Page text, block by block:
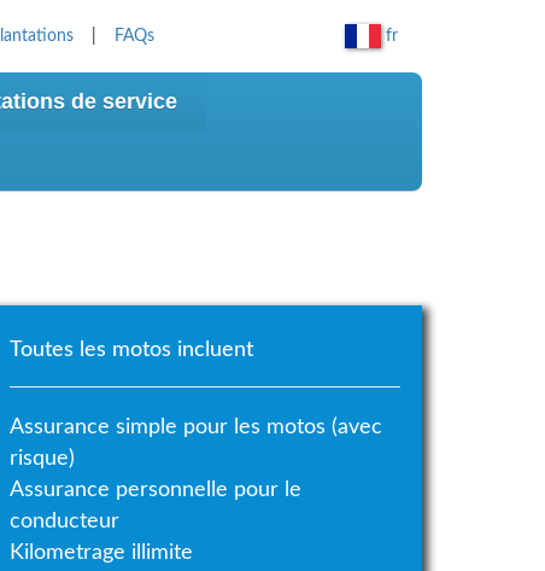
FAQs fr
de service
Toutes les motos incluent
Assurance simple pour les motos (avec
risque)
Assurance personnelle pour le
conducteur
Kilometrage illimite